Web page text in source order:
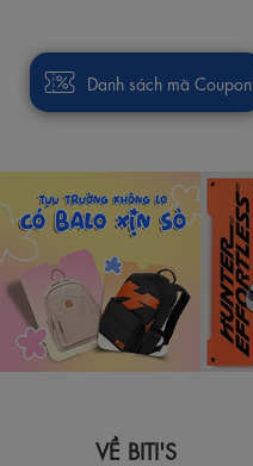
VỀ BITI'S
Danh sách mã Coupon